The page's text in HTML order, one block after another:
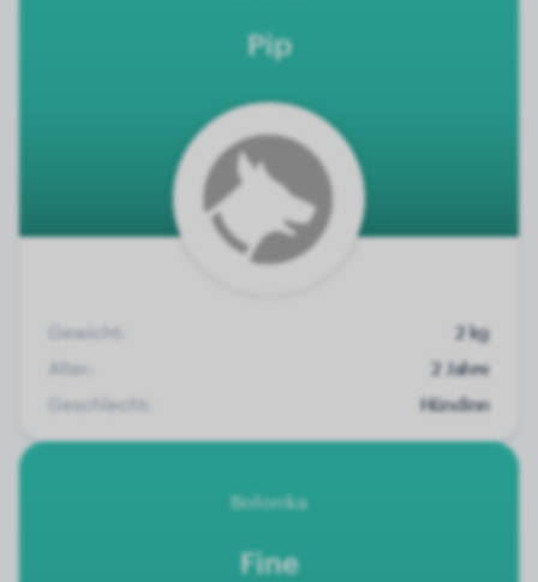
Pip
Gewicht:
2 kg
Alter:
2 Jahre
Geschlecht:
Hündinn
Bolonka
Fine